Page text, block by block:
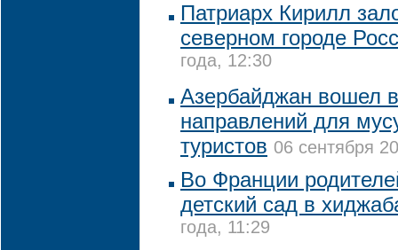
Патриарх Кирилл
северном городе
года, 12:30
Азербайджан вошел
направлений для
туристов 06 сентября
Во Франции
детский сад в
года, 11:29